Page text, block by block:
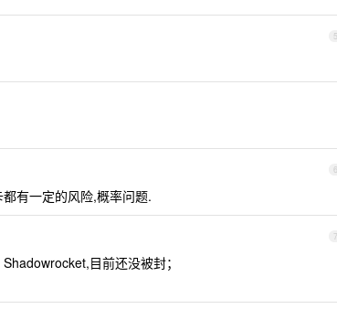
5
6
有一定的风险,概率问题.
7
目前还没被封；